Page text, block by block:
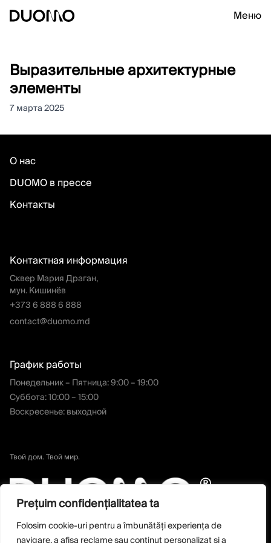
Prețuim confidențialitatea ta
Folosim cookie-uri pentru a îmbunătăți experiența de
Меню
Выразительные архитектурные
элементы
7 марта 2025
О нас
DUOMO в прессе
Контакты
Контактная информация
Сквер Мария Драган,
мун. Кишинёв
+373 6 888 6 888
contact@duomo.md
График работы
Понедельник – Пятница: 9:00 – 19:00
Суббота: 10:00 – 15:00
Воскресенье: выходной
Твой дом. Твой мир.